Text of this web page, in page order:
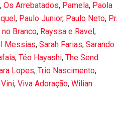
, Os Arrebatados, Pamela, Paola
, Paulo Junior, Paulo Neto, Pr.
no Branco, Rayssa e Ravel ,
Messias, Sarah Farias, Sarando
, Téo Hayashi, The Send
Lopes, Trio Nascimento,
Vini, Viva Adoração, Wilian